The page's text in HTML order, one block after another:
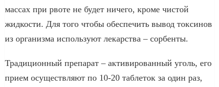
массах при рвоте не будет ничего, кроме чистой
жидкости. Для того чтобы обеспечить вывод токсинов
из организма используют лекарства – сорбенты.
Традиционный препарат – активированный уголь, его
прием осуществляют по 10-20 таблеток за один раз,